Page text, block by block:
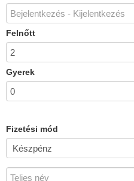
Felnőtt
Gyerek
Fizetési mód